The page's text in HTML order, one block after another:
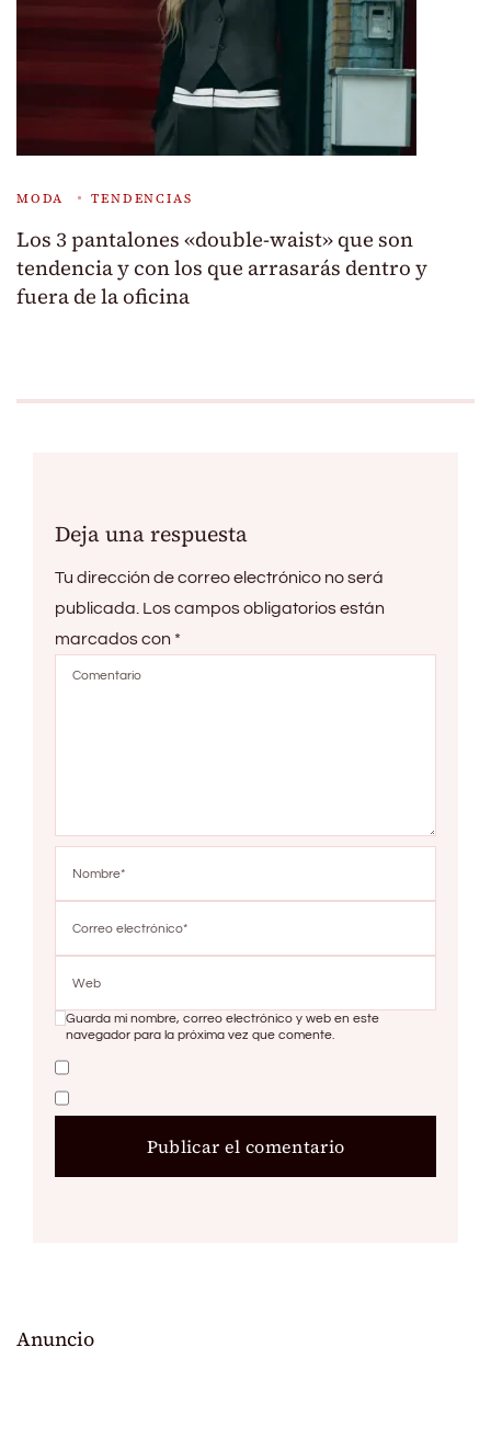
MODA TENDENCIAS
Los 3 pantalones «double-waist» que son
tendencia y con los que arrasarás dentro y
fuera de la oficina
Deja una respuesta
Tu dirección de correo electrónico no será
publicada. Los campos obligatorios están
marcados con *
Guarda mi nombre, correo electrónico y web en este
navegador para la próxima vez que comente.
Anuncio